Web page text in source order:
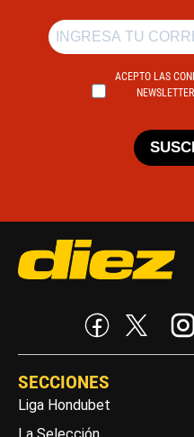
ACEPTO LAS
SECCIONES
Liga Hondubet
La Selección